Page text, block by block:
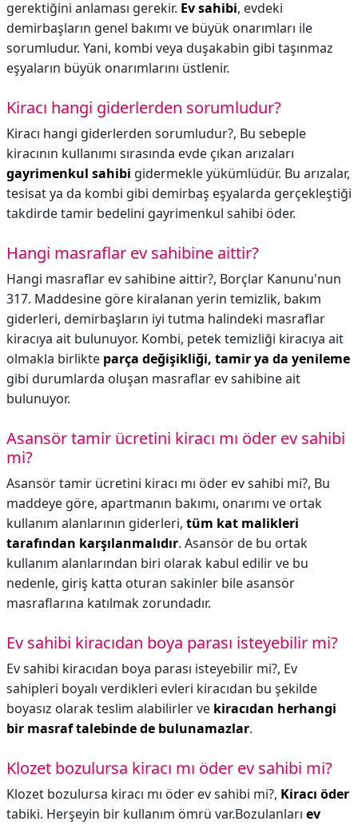
gerektiğini anlaması gerekir. Ev sahibi, evdeki
demirbaşların genel bakımı ve büyük onarımları ile
sorumludur. Yani, kombi veya duşakabin gibi taşınmaz
eşyaların büyük onarımlarını üstlenir.
Kiracı hangi giderlerden sorumludur?
Kiracı hangi giderlerden sorumludur?, Bu sebeple
kiracının kullanımı sırasında evde çıkan arızaları
gayrimenkul sahibi gidermekle yükümlüdür. Bu arızalar,
tesisat ya da kombi gibi demirbaş eşyalarda gerçekleştiği
takdirde tamir bedelini gayrimenkul sahibi öder.
Hangi masraflar ev sahibine aittir?
Hangi masraflar ev sahibine aittir?, Borçlar Kanunu'nun
317. Maddesine göre kiralanan yerin temizlik, bakım
giderleri, demirbaşların iyi tutma halindeki masraflar
kiracıya ait bulunuyor. Kombi, petek temizliği kiracıya ait
olmakla birlikte parça değişikliği, tamir ya da yenileme
gibi durumlarda oluşan masraflar ev sahibine ait
bulunuyor.
Asansör tamir ücretini kiracı mı öder ev sahibi
mi?
Asansör tamir ücretini kiracı mı öder ev sahibi mi?, Bu
maddeye göre, apartmanın bakımı, onarımı ve ortak
kullanım alanlarının giderleri, tüm kat malikleri
tarafından karşılanmalıdır. Asansör de bu ortak
kullanım alanlarından biri olarak kabul edilir ve bu
nedenle, giriş katta oturan sakinler bile asansör
masraflarına katılmak zorundadır.
Ev sahibi kiracıdan boya parası isteyebilir mi?
Ev sahibi kiracıdan boya parası isteyebilir mi?, Ev
sahipleri boyalı verdikleri evleri kiracıdan bu şekilde
boyasız olarak teslim alabilirler ve kiracıdan herhangi
bir masraf talebinde de bulunamazlar.
Klozet bozulursa kiracı mı öder ev sahibi mi?
Klozet bozulursa kiracı mı öder ev sahibi mi?, Kiracı öder
tabiki. Herşeyin bir kullanım ömrü var.Bozulanları ev